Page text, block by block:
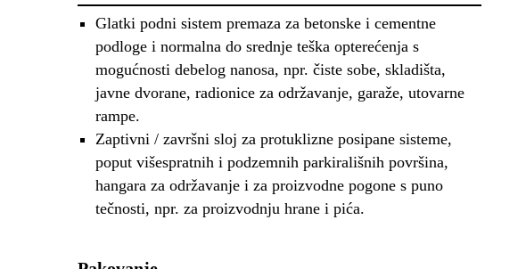
Glatki podni sistem premaza za betonske i cementne
podloge i normalna do srednje teška opterećenja s
mogućnosti debelog nanosa, npr. čiste sobe, skladišta,
javne dvorane, radionice za održavanje, garaže, utovarne
rampe.
Zaptivni / završni sloj za protuklizne posipane sisteme,
poput višespratnih i podzemnih parkirališnih površina,
hangara za održavanje i za proizvodne pogone s puno
tečnosti, npr. za proizvodnju hrane i pića.